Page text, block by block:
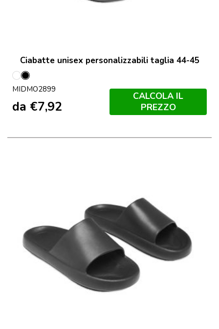
Ciabatte unisex personalizzabili taglia 44-45
Bianco
Nero
MIDMO2899
da €7,92
CALCOLA IL
PREZZO